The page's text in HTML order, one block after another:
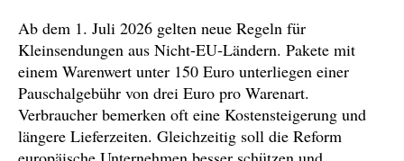
Ab dem 1. Juli 2026 gelten neue Regeln für
Kleinsendungen aus Nicht‑EU‑Ländern. Pakete mit
einem Warenwert unter 150 Euro unterliegen einer
Pauschalgebühr von drei Euro pro Warenart.
Verbraucher bemerken oft eine Kostensteigerung und
längere Lieferzeiten. Gleichzeitig soll die Reform